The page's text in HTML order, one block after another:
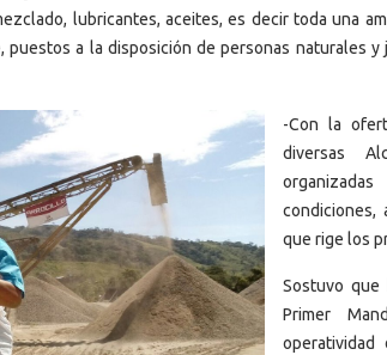
lubricantes, aceites, es decir toda una
puestos a la disposición de personas naturales
-Con la
diversas
condiciones,
que rige los
Sostuvo
Primer